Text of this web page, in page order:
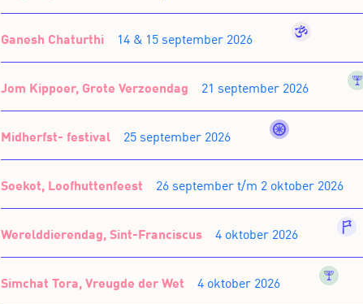
Ganesh Chaturthi 14 & 15 september 2026
Jom Kippoer, Grote Verzoendag 21 september 2026
Midherfst- festival 25 september 2026
Soekot, Loofhuttenfeest 26 september t/m 2 oktober 2026
Werelddierendag, Sint-Franciscus 4 oktober 2026
Simchat Tora, Vreugde der Wet 4 oktober 2026